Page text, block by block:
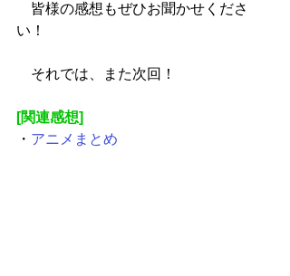
皆様の感想もぜひお聞かせくださ
い！
それでは、また次回！
[関連感想]
・ アニメまとめ